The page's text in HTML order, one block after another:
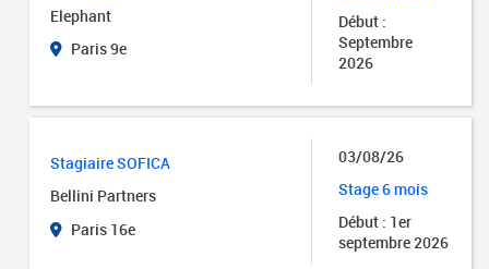
Elephant
Paris 9e
Début :
Septembre
2026
Stagiaire SOFICA
Bellini Partners
Paris 16e
03/08/26
Stage 6 mois
Début : 1er
septembre 2026